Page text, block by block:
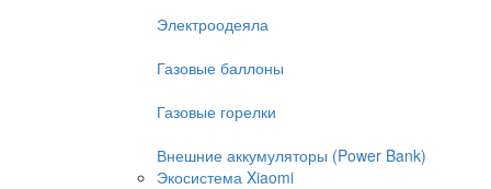
Электроодеяла
Газовые баллоны
Газовые горелки
Внешние аккумуляторы (Power Bank)
Экосистема Xiaomi